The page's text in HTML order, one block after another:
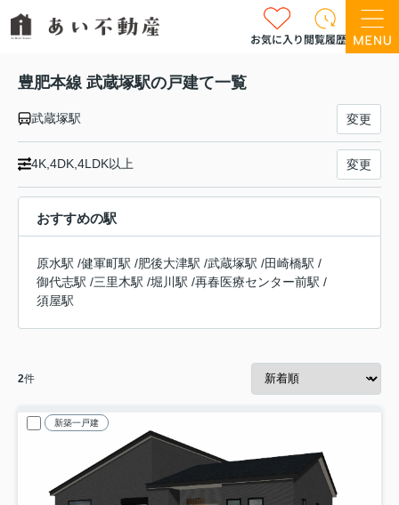
お気に入り閲覧履歴
豊肥本線 武蔵塚駅の戸建て一覧
武蔵塚駅 変更
4K,4DK,4LDK以上 変更
おすすめの駅
原水駅 /健軍町駅 /肥後大津駅 /武蔵塚駅 /田崎橋駅 /
御代志駅 /三里木駅 /堀川駅 /再春医療センター前駅 /
須屋駅
2件
新築一戸建